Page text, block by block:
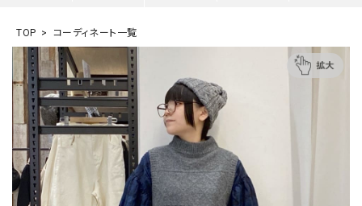
TOP コーディネート一覧